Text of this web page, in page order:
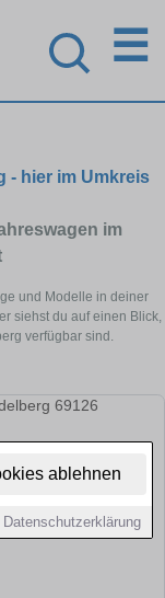
ablehnen
Datenschutzerklärung
☰
- hier im Umkreis
im
und Modelle in deiner
siehst du auf einen Blick,
verfügbar sind.